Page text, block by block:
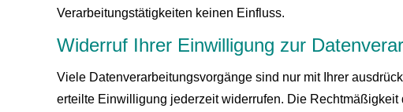
Verarbeitungstätigkeiten keinen Einfluss.
Widerruf Ihrer Einwilligung zur
Viele Datenverarbeitungsvorgänge sind nur mit Ihrer
erteilte Einwilligung jederzeit widerrufen. Die